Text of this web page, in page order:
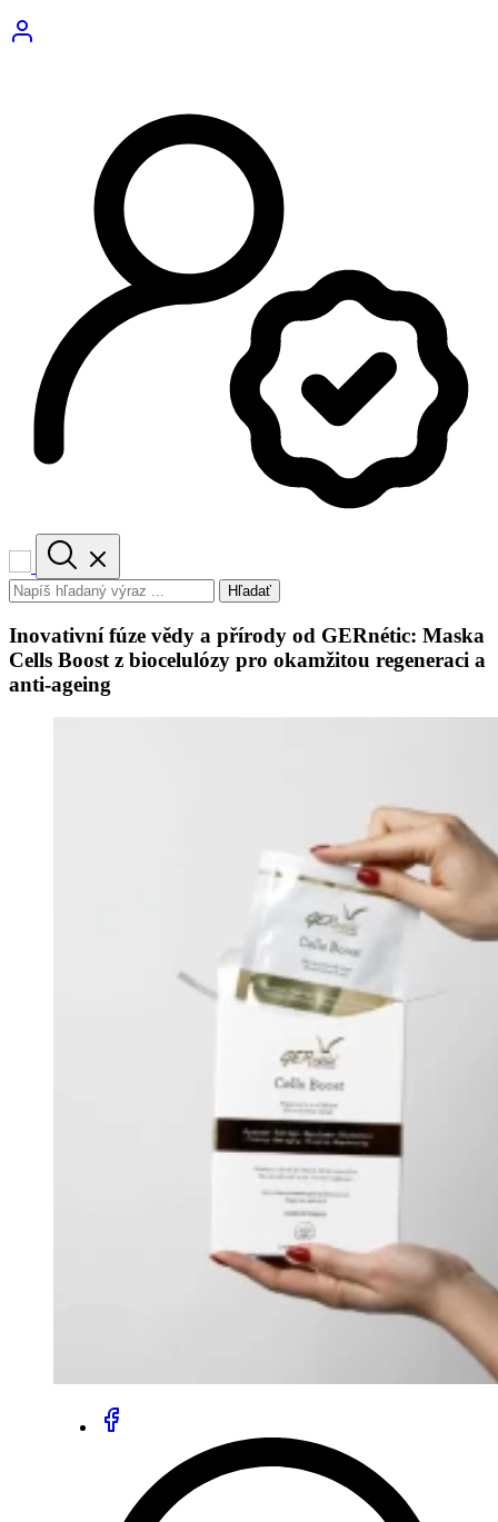
Hľadať
Inovativní fúze vědy a přírody od GERnétic: Maska
Cells Boost z biocelulózy pro okamžitou regeneraci a
anti-ageing